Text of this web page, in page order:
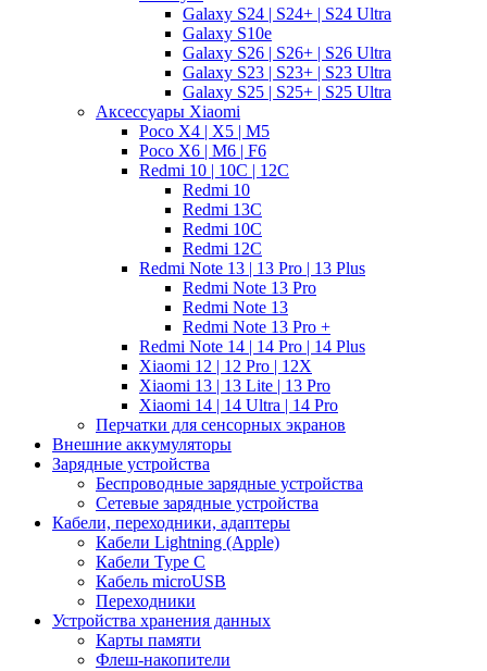
Galaxy S24 | S24+ | S24 Ultra
Galaxy S10e
Galaxy S26 | S26+ | S26 Ultra
Galaxy S23 | S23+ | S23 Ultra
Galaxy S25 | S25+ | S25 Ultra
Аксессуары Xiaomi
Poco X4 | X5 | M5
Poco X6 | M6 | F6
Redmi 10 | 10C | 12C
Redmi 10
Redmi 13C
Redmi 10C
Redmi 12C
Redmi Note 13 | 13 Pro | 13 Plus
Redmi Note 13 Pro
Redmi Note 13
Redmi Note 13 Pro +
Redmi Note 14 | 14 Pro | 14 Plus
Xiaomi 12 | 12 Pro | 12X
Xiaomi 13 | 13 Lite | 13 Pro
Xiaomi 14 | 14 Ultra | 14 Pro
Перчатки для сенсорных экранов
Внешние аккумуляторы
Зарядные устройства
Беспроводные зарядные устройства
Сетевые зарядные устройства
Кабели, переходники, адаптеры
Кабели Lightning (Apple)
Кабели Type C
Кабель microUSB
Переходники
Устройства хранения данных
Карты памяти
Флеш-накопители